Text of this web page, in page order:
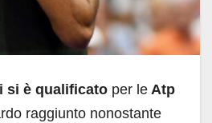
si è qualificato per le Atp
raggiunto nonostante